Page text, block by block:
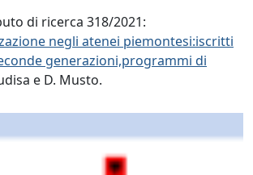
di ricerca 318/2021:
negli atenei piemontesi:iscritti
generazioni,programmi di
e D. Musto.